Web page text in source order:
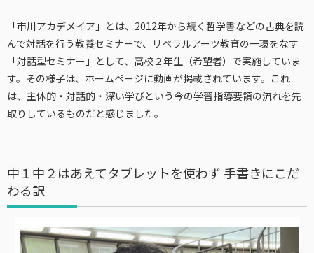
「市川アカデメイア」とは、2012年から続く哲学書などの古典を読
んで対話を行う教養セミナーで、リベラルアーツ教育の一環をなす
「対話型セミナー」として、高校２年生（希望者）で実施していま
す。その様子は、ホームページに動画が掲載されています。これ
は、主体的・対話的・深い学びという今の学習指導要領の流れを先
取りしているものだと感じました。
中１中２はあえてタブレットを使わず 手書きにこだ
わる訳